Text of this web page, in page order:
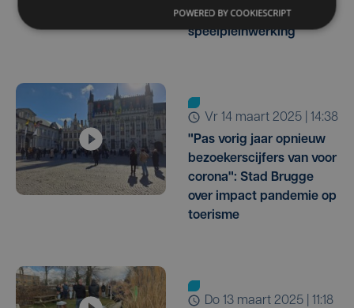
welkom op
speelpleinwerking
vr 14 maart 2025 | 14:38
"Pas vorig jaar opnieuw
bezoekerscijfers van voor
corona": Stad Brugge
over impact pandemie op
toerisme
do 13 maart 2025 | 11:18
POWERED BY COOKIESCRIPT